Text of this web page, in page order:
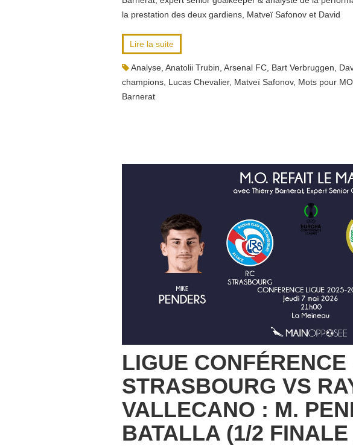
la prestation des deux gardiens, Matveï Safonov et David
Lire la suite
Analyse Anatolii Trubin Arsenal FC Bart Verbruggen
champions Lucas Chevalier, Matveï Safonov, Mots pour MO
Barnerat
LIGUE CONFÉRENCE
STRASBOURG VS
VALLECANO : M.
BATALLA (1/2